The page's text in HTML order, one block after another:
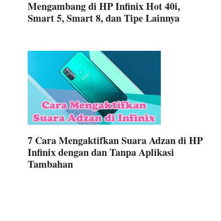
Mengambang di HP Infinix Hot 40i,
Smart 5, Smart 8, dan Tipe Lainnya
7 Cara Mengaktifkan Suara Adzan di HP
Infinix dengan dan Tanpa Aplikasi
Tambahan